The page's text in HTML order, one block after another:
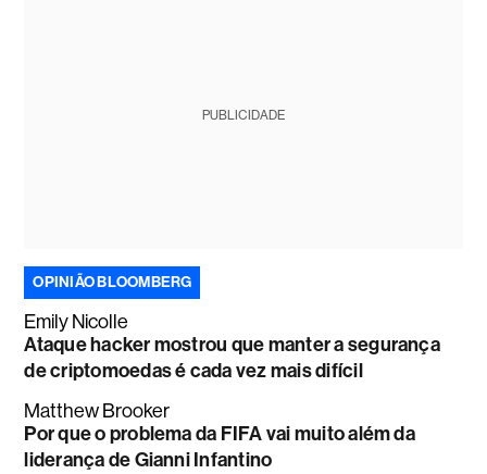
PUBLICIDADE
OPINIÃO BLOOMBERG
Emily Nicolle
Ataque hacker mostrou que manter a segurança
de criptomoedas é cada vez mais difícil
Matthew Brooker
Por que o problema da FIFA vai muito além da
liderança de Gianni Infantino